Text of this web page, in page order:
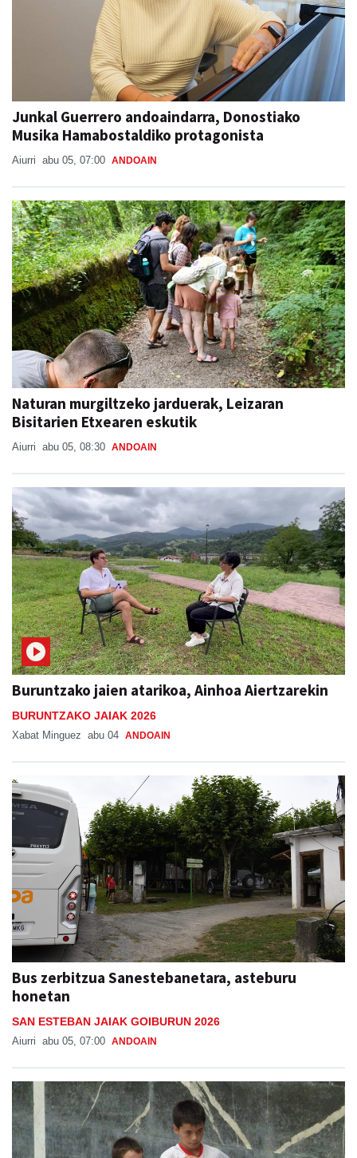
Junkal Guerrero andoaindarra, Donostiako
Musika Hamabostaldiko protagonista
Aiurri abu 05, 07:00 ANDOAIN
Naturan murgiltzeko jarduerak, Leizaran
Bisitarien Etxearen eskutik
Aiurri abu 05, 08:30 ANDOAIN
Buruntzako jaien atarikoa, Ainhoa Aiertzarekin
BURUNTZAKO JAIAK 2026
Xabat Minguez abu 04 ANDOAIN
Bus zerbitzua Sanestebanetara, asteburu
honetan
SAN ESTEBAN JAIAK GOIBURUN 2026
Aiurri abu 05, 07:00 ANDOAIN